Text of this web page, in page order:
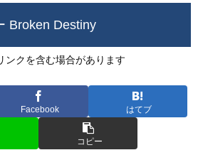
Broken Destiny
ンクを含む場合があります
Facebook はてブ
コピー